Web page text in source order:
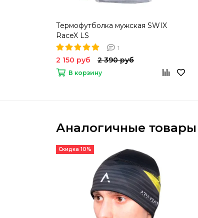
Термофутболка мужская SWIX
RaceX LS
1
2 150 руб 2 390 руб
В корзину
Аналогичные товары
Скидка 10%